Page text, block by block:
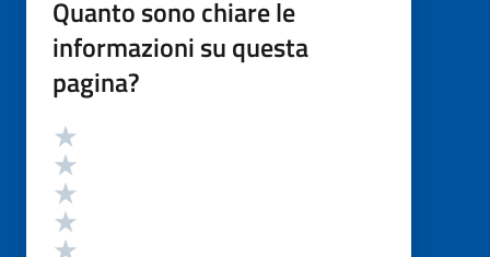
Quanto sono chiare le
informazioni su questa
pagina?
Valutazione